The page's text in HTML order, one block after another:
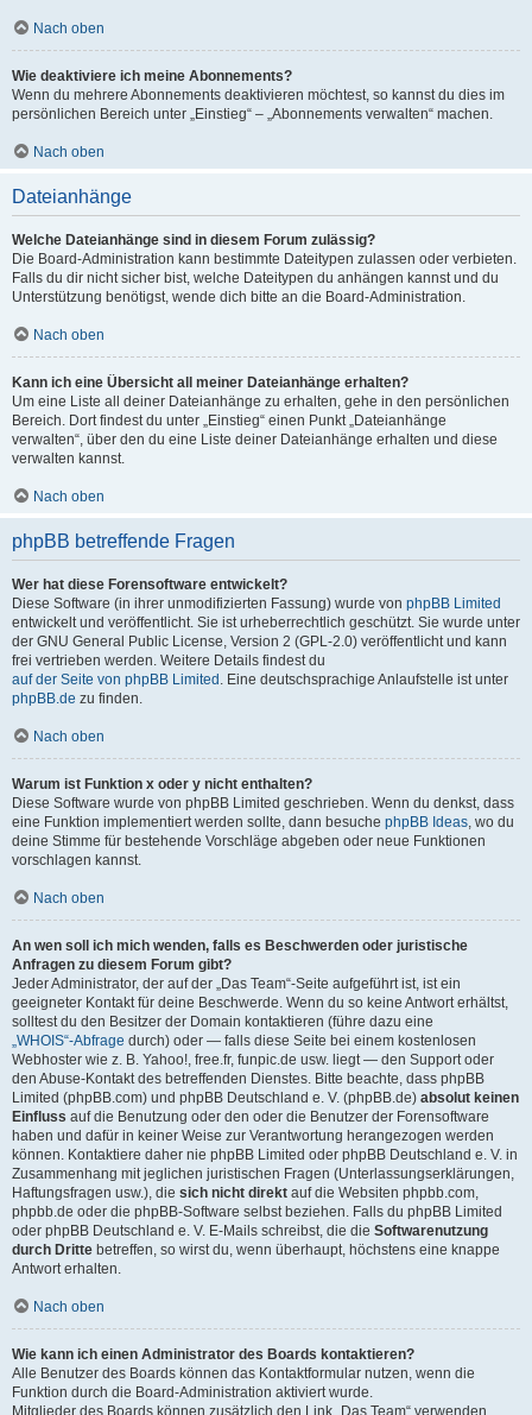
Nach oben
Wie deaktiviere ich meine Abonnements?
Wenn du mehrere Abonnements deaktivieren möchtest, so kannst du dies im
persönlichen Bereich unter „Einstieg“ – „Abonnements verwalten“ machen.
Nach oben
Dateianhänge
Welche Dateianhänge sind in diesem Forum zulässig?
Die Board-Administration kann bestimmte Dateitypen zulassen oder verbieten.
Falls du dir nicht sicher bist, welche Dateitypen du anhängen kannst und du
Unterstützung benötigst, wende dich bitte an die Board-Administration.
Nach oben
Kann ich eine Übersicht all meiner Dateianhänge erhalten?
Um eine Liste all deiner Dateianhänge zu erhalten, gehe in den persönlichen
Bereich. Dort findest du unter „Einstieg“ einen Punkt „Dateianhänge
verwalten“, über den du eine Liste deiner Dateianhänge erhalten und diese
verwalten kannst.
Nach oben
phpBB betreffende Fragen
Wer hat diese Forensoftware entwickelt?
Diese Software (in ihrer unmodifizierten Fassung) wurde von phpBB Limited
entwickelt und veröffentlicht. Sie ist urheberrechtlich geschützt. Sie wurde unter
der GNU General Public License, Version 2 (GPL-2.0) veröffentlicht und kann
frei vertrieben werden. Weitere Details findest du
auf der Seite von phpBB Limited . Eine deutschsprachige Anlaufstelle ist unter
phpBB.de zu finden.
Nach oben
Warum ist Funktion x oder y nicht enthalten?
Diese Software wurde von phpBB Limited geschrieben. Wenn du denkst, dass
eine Funktion implementiert werden sollte, dann besuche phpBB Ideas, wo du
deine Stimme für bestehende Vorschläge abgeben oder neue Funktionen
vorschlagen kannst.
Nach oben
An wen soll ich mich wenden, falls es Beschwerden oder juristische
Anfragen zu diesem Forum gibt?
Jeder Administrator, der auf der „Das Team“-Seite aufgeführt ist, ist ein
geeigneter Kontakt für deine Beschwerde. Wenn du so keine Antwort erhältst,
solltest du den Besitzer der Domain kontaktieren (führe dazu eine
„WHOIS“-Abfrage durch) oder — falls diese Seite bei einem kostenlosen
Webhoster wie z. B. Yahoo!, free.fr, funpic.de usw. liegt — den Support oder
den Abuse-Kontakt des betreffenden Dienstes. Bitte beachte, dass phpBB
Limited (phpBB.com) und phpBB Deutschland e. V. (phpBB.de) absolut keinen
Einfluss auf die Benutzung oder den oder die Benutzer der Forensoftware
haben und dafür in keiner Weise zur Verantwortung herangezogen werden
können. Kontaktiere daher nie phpBB Limited oder phpBB Deutschland e. V. in
Zusammenhang mit jeglichen juristischen Fragen (Unterlassungserklärungen,
Haftungsfragen usw.), die sich nicht direkt auf die Websiten phpbb.com,
phpbb.de oder die phpBB-Software selbst beziehen. Falls du phpBB Limited
oder phpBB Deutschland e. V. E-Mails schreibst, die die Softwarenutzung
durch Dritte betreffen, so wirst du, wenn überhaupt, höchstens eine knappe
Antwort erhalten.
Nach oben
Wie kann ich einen Administrator des Boards kontaktieren?
Alle Benutzer des Boards können das Kontaktformular nutzen, wenn die
Funktion durch die Board-Administration aktiviert wurde.
Mitglieder des Boards können zusätzlich den Link „Das Team“ verwenden.